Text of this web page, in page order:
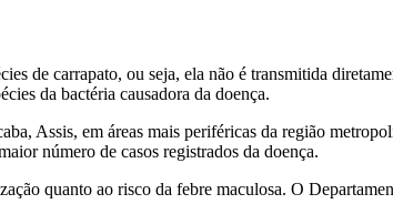
de carrapato, ou seja, ela não é transmitida
da bactéria causadora da doença.
Assis, em áreas mais periféricas da região
número de casos registrados da doença.
quanto ao risco da febre maculosa. O